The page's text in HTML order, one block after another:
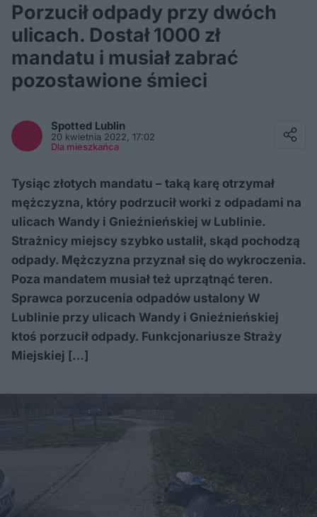
Porzucił odpady przy dwóch
ulicach. Dostał 1000 zł
mandatu i musiał zabrać
pozostawione śmieci
Spotted Lublin
20 kwietnia 2022, 17:02
Dla mieszkańca
Tysiąc złotych mandatu – taką karę otrzymał
mężczyzna, który podrzucił worki z odpadami na
ulicach Wandy i Gnieźnieńskiej w Lublinie.
Strażnicy miejscy szybko ustalił, skąd pochodzą
odpady. Mężczyzna przyznał się do wykroczenia.
Poza mandatem musiał też uprzątnąć teren.
Sprawca porzucenia odpadów ustalony W
Lublinie przy ulicach Wandy i Gnieźnieńskiej
ktoś porzucił odpady. Funkcjonariusze Straży
Miejskiej […]